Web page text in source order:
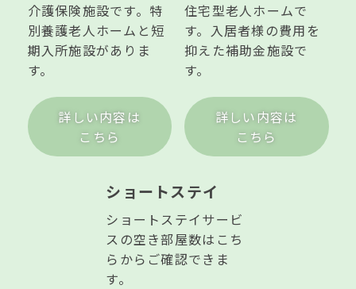
介護保険施設です。特
別養護老人ホームと短
期入所施設がありま
す。
詳しい内容は
こちら
住宅型老人ホームで
す。入居者様の費用を
抑えた補助金施設で
す。
詳しい内容は
こちら
ショートステイ
ショートステイサービ
スの空き部屋数はこち
らからご確認できま
す。